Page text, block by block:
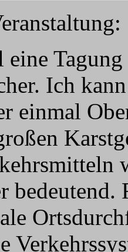
eine
Ich
einmal
bedeutend.